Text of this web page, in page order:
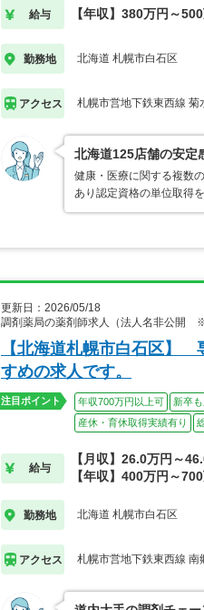
給与 【年収】380万円～
勤務地 北海道 札幌市白石区
アクセス 札幌市営地下鉄東西線 菊
北海道125店舗の安定
健康・医療に関する複数
あり認定資格の単位取得
更新日：2026/05/18
調剤薬局の薬剤師求人（法人名非公開 ※
【北海道札幌市白石区】
すめの求人です。
注目ポイント 年収700万円以上可 新卒
産休・育休取得実績有り
給与
【月収】26.0万円～
【年収】400万円～
勤務地 北海道 札幌市白石区
アクセス 札幌市営地下鉄東西線 南